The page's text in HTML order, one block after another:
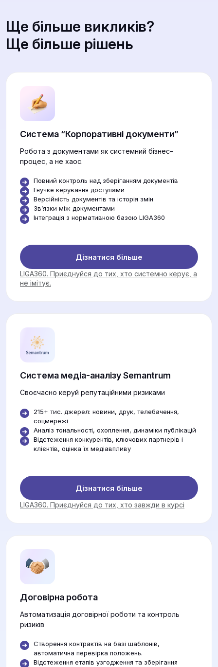
Ще більше викликів?
Ще більше рішень
Система “Корпоративні документи”
Робота з документами як системний бізнес–
процес, а не хаос.
Повний контроль над зберіганням документів
Гнучке керування доступами
Версійність документів та історія змін
Звʼязки між документами
Інтеграція з нормативною базою LIGA360
Дізнатися більше
LIGA360. Приєднуйся до тих, хто системно керує, а
не імітує.
Система медіа-аналізу Semantrum
Своєчасно керуй репутаційними ризиками
215+ тис. джерел: новини, друк, телебачення,
соцмережі
Аналіз тональності, охоплення, динаміки публікацій
Відстеження конкурентів, ключових партнерів і
клієнтів, оцінка їх медіавпливу
Дізнатися більше
LIGA360. Приєднуйся до тих, хто завжди в курсі
Договірна робота
Автоматизація договірної роботи та контроль
ризиків
Створення контрактів на базі шаблонів,
автоматична перевірка положень.
Відстеження етапів узгодження та зберігання